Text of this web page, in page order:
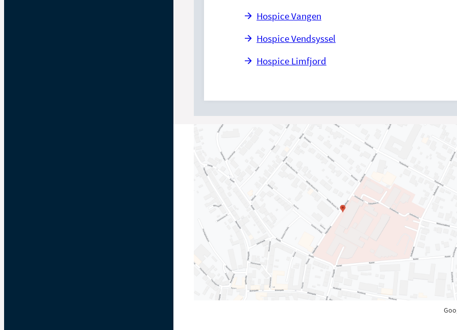
Hospice Vangen
Hospice Vendsyssel
Hospice Limfjord